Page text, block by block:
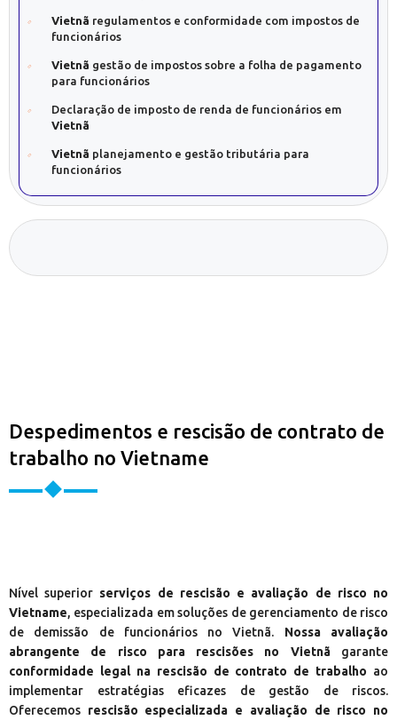
Vietnã regulamentos e conformidade com impostos de
funcionários
Vietnã gestão de impostos sobre a folha de pagamento
para funcionários
Declaração de imposto de renda de funcionários em
Vietnã
Vietnã planejamento e gestão tributária para
funcionários
Despedimentos e rescisão de contrato de
trabalho no Vietname
Nível superior serviços de rescisão e avaliação de risco no
Vietname, especializada em soluções de gerenciamento de risco
de demissão de funcionários no Vietnã. Nossa avaliação
abrangente de risco para rescisões no Vietnãgarante
conformidade legal na rescisão de contrato de trabalho ao
implementar estratégias eficazes de gestão de riscos.
Oferecemos rescisão especializada e avaliação de risco no